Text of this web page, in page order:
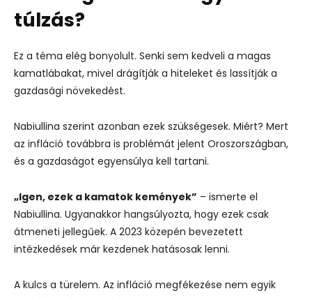
túlzás?
Ez a téma elég bonyolult. Senki sem kedveli a magas
kamatlábakat, mivel drágítják a hiteleket és lassítják a
gazdasági növekedést.
Nabiullina szerint azonban ezek szükségesek. Miért? Mert
az infláció továbbra is problémát jelent Oroszországban,
és a gazdaságot egyensúlya kell tartani.
„Igen, ezek a kamatok kemények” – ismerte el
Nabiullina. Ugyanakkor hangsúlyozta, hogy ezek csak
átmeneti jellegűek. A 2023 közepén bevezetett
intézkedések már kezdenek hatásosak lenni.
A kulcs a türelem. Az infláció megfékezése nem egyik